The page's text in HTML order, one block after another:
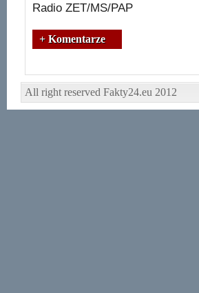
Radio ZET/MS/PAP
+ Komentarze
All right reserved Fakty24.eu 2012